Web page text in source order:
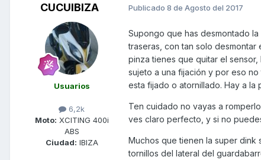
CUCUIBIZA
Usuarios
6,2k
Moto: XCITING 400i
ABS
Ciudad: IBIZA
Publicado 8 de Agosto del 2017
Supongo que has desmontado
traseras, con tan solo
pinza tienes que quitar el
sujeto a una fijación y por eso
esta fijado o atornillado. Hay a
Ten cuidado no vayas a
ves claro perfecto, y si no
Muchos que tienen la super dink
tornillos del lateral del